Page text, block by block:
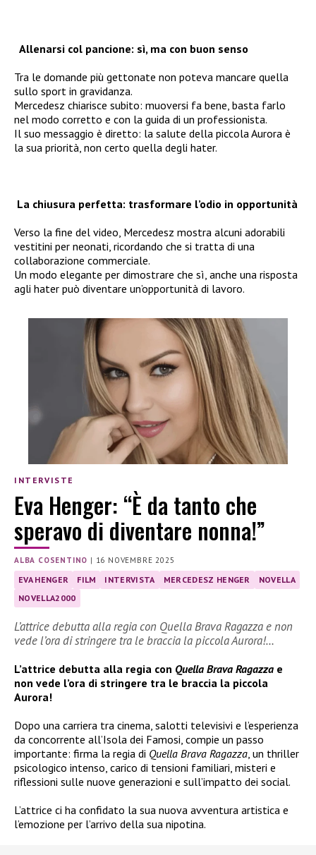
Allenarsi col pancione: sì, ma con buon senso
Tra le domande più gettonate non poteva mancare quella
sullo sport in gravidanza.
Mercedesz chiarisce subito: muoversi fa bene, basta farlo
nel modo corretto e con la guida di un professionista.
Il suo messaggio è diretto: la salute della piccola Aurora è
la sua priorità, non certo quella degli hater.
La chiusura perfetta: trasformare l’odio in opportunità
Verso la fine del video, Mercedesz mostra alcuni adorabili
vestitini per neonati, ricordando che si tratta di una
collaborazione commerciale.
Un modo elegante per dimostrare che sì, anche una risposta
agli hater può diventare un’opportunità di lavoro.
INTERVISTE
Eva Henger: “È da tanto che
speravo di diventare nonna!”
ALBA COSENTINO | 16 NOVEMBRE 2025
EVA HENGER FILM INTERVISTA MERCEDESZ HENGER
NOVELLA
NOVELLA2000
L’attrice debutta alla regia con Quella Brava Ragazza e non
vede l’ora di stringere tra le braccia la piccola Aurora!…
L’attrice debutta alla regia con Quella Brava Ragazza e
non vede l’ora di stringere tra le braccia la piccola
Aurora!
Dopo una carriera tra cinema, salotti televisivi e l’esperienza
da concorrente all’Isola dei Famosi, compie un passo
importante: firma la regia di Quella Brava Ragazza , un thriller
psicologico intenso, carico di tensioni familiari, misteri e
riflessioni sulle nuove generazioni e sull’impatto dei social.
L’attrice ci ha confidato la sua nuova avventura artistica e
l’emozione per l’arrivo della sua nipotina.